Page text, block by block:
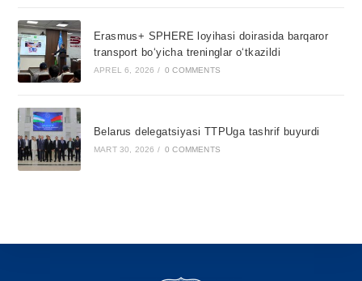
Erasmus+ SPHERE loyihasi doirasida barqaror
transport bo‘yicha treninglar o‘tkazildi
APREL 6, 2026 / 0 COMMENTS
Belarus delegatsiyasi TTPUga tashrif buyurdi
MART 30, 2026 / 0 COMMENTS